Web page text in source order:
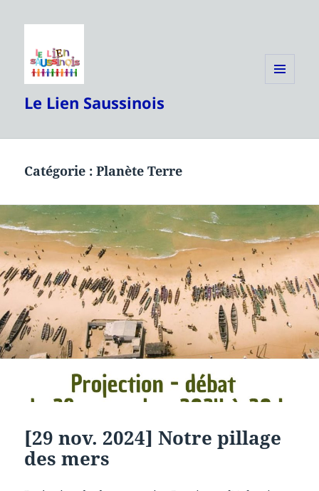
Le Lien Saussinois
Catégorie :Planète Terre
[29 nov. 2024] Notre pillage
des mers